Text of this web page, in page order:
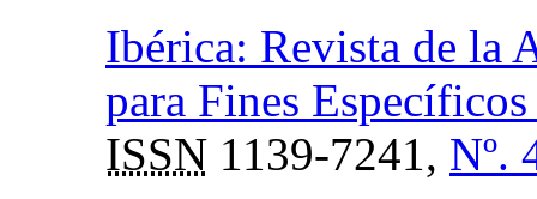
Ibérica: Revista de la
para Fines
ISSN 1139-7241, Nº.